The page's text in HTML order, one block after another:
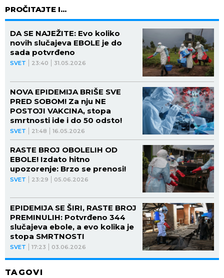
PROČITAJTE I...
SVET 23:40 31.05.2026
DA SE NAJEŽITE: Evo koliko
novih slučajeva EBOLE je do
sada potvrđeno
SVET 21:48 16.05.2026
NOVA EPIDEMIJA BRIŠE SVE
PRED SOBOM! Za nju NE
POSTOJI VAKCINA, stopa
smrtnosti ide i do 50 odsto!
SVET 23:29 05.06.2026
RASTE BROJ OBOLELIH OD
EBOLE! Izdato hitno
upozorenje: Brzo se prenosi!
SVET 17:23 03.06.2026
EPIDEMIJA SE ŠIRI, RASTE BROJ
PREMINULIH: Potvrđeno 344
slučajeva ebole, a evo kolika je
stopa SMRTNOSTI
TAGOVI